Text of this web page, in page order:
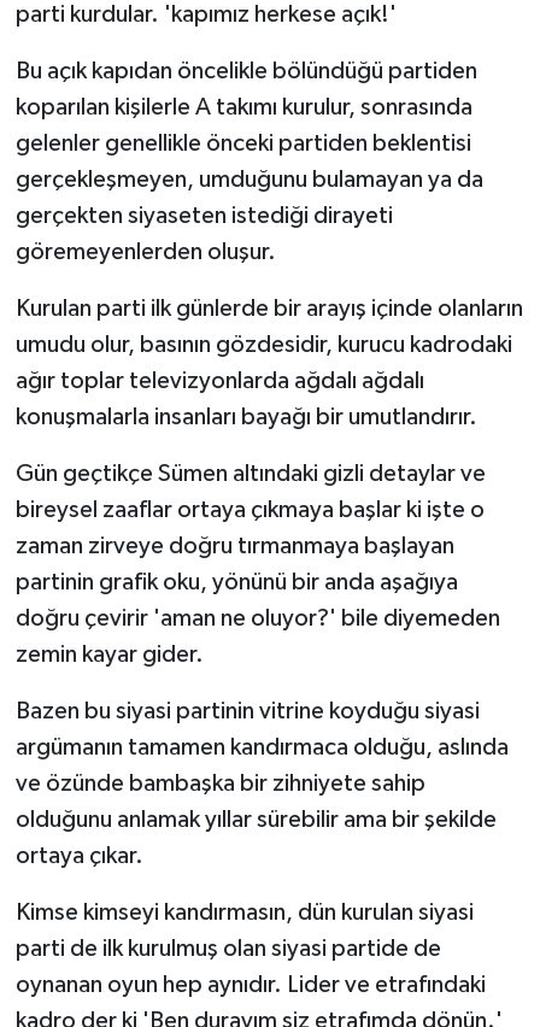
parti kurdular. 'kapımız herkese açık!'
Bu açık kapıdan öncelikle bölündüğü partiden
koparılan kişilerle A takımı kurulur, sonrasında
gelenler genellikle önceki partiden beklentisi
gerçekleşmeyen, umduğunu bulamayan ya da
gerçekten siyaseten istediği dirayeti
göremeyenlerden oluşur.
Kurulan parti ilk günlerde bir arayış içinde olanların
umudu olur, basının gözdesidir, kurucu kadrodaki
ağır toplar televizyonlarda ağdalı ağdalı
konuşmalarla insanları bayağı bir umutlandırır.
Gün geçtikçe Sümen altındaki gizli detaylar ve
bireysel zaaflar ortaya çıkmaya başlar ki işte o
zaman zirveye doğru tırmanmaya başlayan
partinin grafik oku, yönünü bir anda aşağıya
doğru çevirir 'aman ne oluyor?' bile diyemeden
zemin kayar gider.
Bazen bu siyasi partinin vitrine koyduğu siyasi
argümanın tamamen kandırmaca olduğu, aslında
ve özünde bambaşka bir zihniyete sahip
olduğunu anlamak yıllar sürebilir ama bir şekilde
ortaya çıkar.
Kimse kimseyi kandırmasın, dün kurulan siyasi
parti de ilk kurulmuş olan siyasi partide de
oynanan oyun hep aynıdır. Lider ve etrafındaki
kadro der ki 'Ben durayım siz etrafımda dönün.'